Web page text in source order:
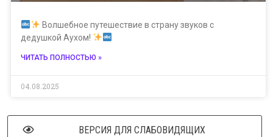
Волшебное путешествие в страну звуков с
дедушкой Аухом!
ЧИТАТЬ ПОЛНОСТЬЮ »
04.08.2025
ВЕРСИЯ ДЛЯ СЛАБОВИДЯЩИХ